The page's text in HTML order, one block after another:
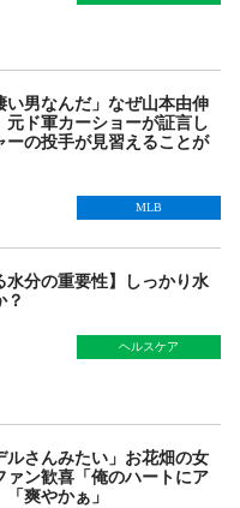
い男なんだ」なぜ山本由伸
ド軍カーショーが証言し
ーの投手が見習えることが
MLB
水分の重要性】しっかり水
？
ヘルスケア
ルさんみたい」お花畑の女
ァン歓喜「俺のハートにア
爽やかぁ」